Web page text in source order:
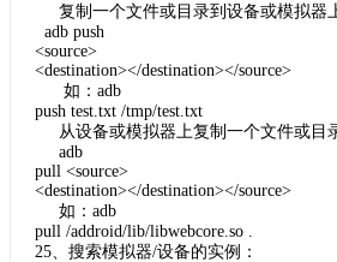
复制一个文件或目录到设备或模拟器
adb push
<source>
<destination></destination></source>
如：adb
push test.txt /tmp/test.txt
从设备或模拟器上复制一个文件或目
adb
pull <source>
<destination></destination></source>
如：adb
pull /addroid/lib/libwebcore.so .
25、搜索模拟器/设备的实例：